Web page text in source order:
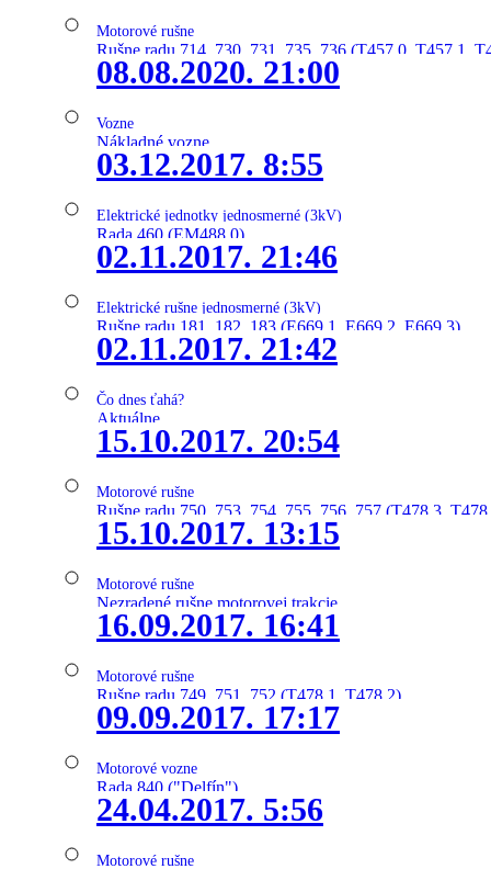
Motorové rušne
Rušne radu 714, 730, 731, 735, 736 (T457.0, T457.1,
08.08.2020. 21:00
Vozne
Nákladné vozne
03.12.2017. 8:55
Elektrické jednotky jednosmerné (3kV)
Rada 460 (EM488.0)
02.11.2017. 21:46
Elektrické rušne jednosmerné (3kV)
Rušne radu 181, 182, 183 (E669.1, E669.2, E669.3)
02.11.2017. 21:42
Čo dnes ťahá?
Aktuálne
15.10.2017. 20:54
Motorové rušne
Rušne radu 750, 753, 754, 755, 756, 757 (T478.3,
15.10.2017. 13:15
Motorové rušne
Nezradené rušne motorovej trakcie
16.09.2017. 16:41
Motorové rušne
Rušne radu 749, 751, 752 (T478.1, T478.2)
09.09.2017. 17:17
Motorové vozne
Rada 840 ("Delfín")
24.04.2017. 5:56
Motorové rušne